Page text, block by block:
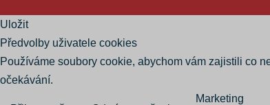
Uložit
Předvolby uživatele cookies
Používáme soubory cookie, abychom vám zajistili co
očekávání.
Marketing